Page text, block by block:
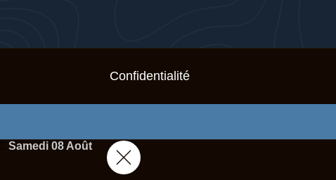
Confidentialité
Samedi 08 Août